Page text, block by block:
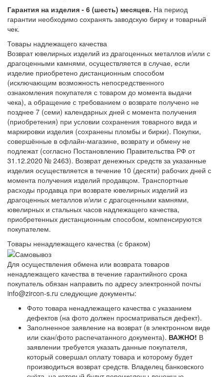
Гарантия на изделия - 6 (шесть) месяцев. На период
гарантии необходимо сохранять заводскую бирку и товарный
чек.
Товары надлежащего качества
Возврат ювелирных изделий из драгоценных металлов и/или с
драгоценными камнями, осуществляется в случае, если
изделие приобретено дистанционным способом
(исключающим возможность непосредственного
ознакомления покупателя с товаром до момента выдачи
чека), а обращение с требованием о возврате получено не
позднее 7 (семи) календарных дней с момента получения
(приобретения) при условии сохранения товарного вида и
маркировки изделия (сохранены пломбы и бирки). Покупки,
совершённые в офлайн-магазине, возврату и обмену не
подлежат (согласно Постановлению Правительства РФ от
31.12.2020 № 2463). Возврат денежных средств за указанные
изделия осуществляется в течение 10 (десяти) рабочих дней с
момента получения изделий продавцом. Транспортные
расходы продавца при возврате ювелирных изделий из
драгоценных металлов и/или с драгоценными камнями,
ювелирных и стальных часов надлежащего качества,
приобретенных дистанционным способом, компенсируются
покупателем.
Товары ненадлежащего качества (с браком)
Для осуществления обмена или возврата товаров
ненадлежащего качества в течение гарантийного срока
покупатель обязан направить по адресу электронной почты
info@zircon-s.ru следующие документы:
Фото товара ненадлежащего качества с указанием
дефектов (на фото должен просматриваться дефект).
Заполненное заявление на возврат (в электронном виде
или скан/фото распечатанного документа). ВАЖНО! В
заявлении требуется указать данные покупателя,
который совершал оплату товара и которому будет
производиться возврат средств. Владелец банковского